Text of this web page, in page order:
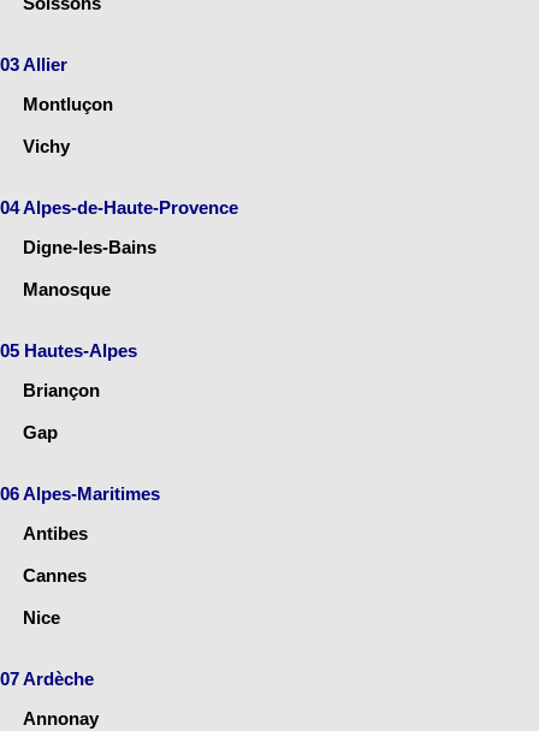
03 Allier
Montluçon
Vichy
04 Alpes-de-Haute-Provence
Digne-les-Bains
Manosque
05 Hautes-Alpes
Briançon
Gap
06 Alpes-Maritimes
Antibes
Cannes
Nice
07 Ardèche
Annonay